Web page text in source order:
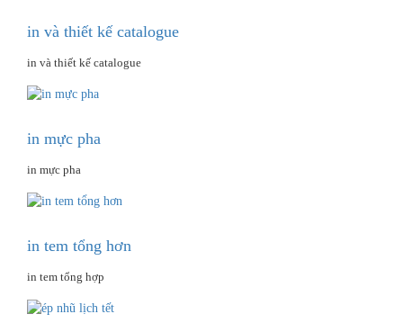
in và thiết kế catalogue
in và thiết kế catalogue
in mực pha
in mực pha
in tem tổng hơn
in tem tổng hợp